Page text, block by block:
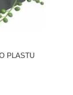
PLASTU